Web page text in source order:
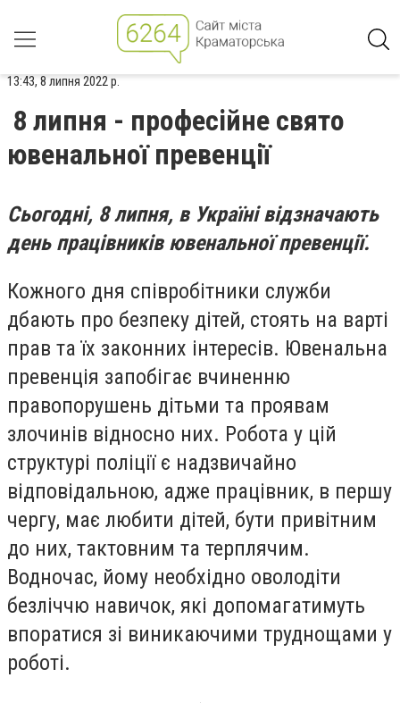
13:43, 8 липня 2022 р.
8 липня - професійне свято
ювенальної превенції
Сьогодні, 8 липня, в Україні відзначають
день працівників ювенальної превенції.
Кожного дня співробітники служби
дбають про безпеку дітей, стоять на варті
прав та їх законних інтересів. Ювенальна
превенція запобігає вчиненню
правопорушень дітьми та проявам
злочинів відносно них. Робота у цій
структурі поліції є надзвичайно
відповідальною, адже працівник, в першу
чергу, має любити дітей, бути привітним
до них, тактовним та терплячим.
Водночас, йому необхідно оволодіти
безліччю навичок, які допомагатимуть
впоратися зі виникаючими труднощами у
роботі.